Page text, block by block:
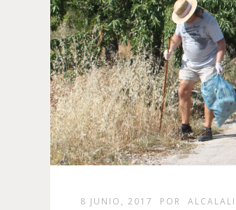
8 JUNIO, 2017 POR ALCALALI